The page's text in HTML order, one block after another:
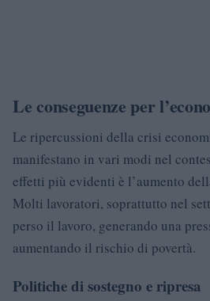
Le conseguenze per
Le ripercussioni della crisi
manifestano in vari modi nel
effetti più evidenti è l’aumento
Molti lavoratori, soprattutto nel
perso il lavoro, generando una
aumentando il rischio di povertà.
Politiche di sostegno e ripresa